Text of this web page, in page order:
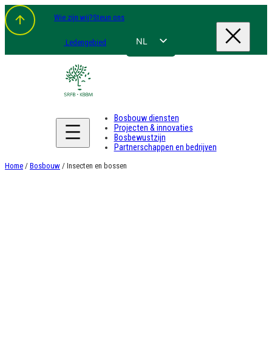
Spring
naar
de
inhoud
Wie zijn wij?Steun ons
Ledengebied NL
DE
Bosbouw diensten
Projecten & innovaties
Bosbewustzijn
Partnerschappen en bedrijven
Home / Bosbouw / Insecten en bossen